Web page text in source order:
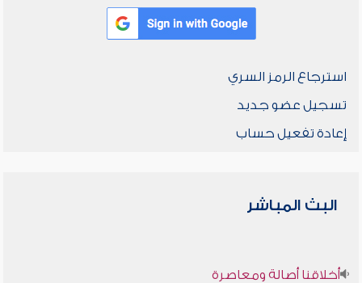
استرجاع الرمز السري
تسجيل عضو جديد
إعادة تفعيل حساب
البث المباشر
أخلاقنا أصالة ومعاصرة